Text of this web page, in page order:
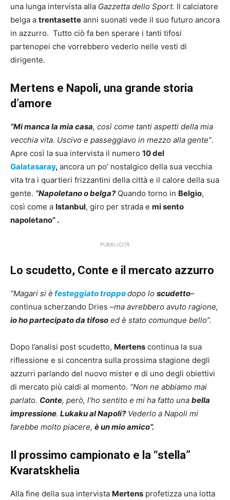
una lunga intervista alla Gazzetta dello Sport. Il calciatore
belga a trentasette anni suonati vede il suo futuro ancora
in azzurro. Tutto ciò fa ben sperare i tanti tifosi
partenopei che vorrebbero vederlo nelle vesti di
dirigente.
Mertens e Napoli, una grande storia
d’amore
“Mi manca la mia casa, così come tanti aspetti della mia
vecchia vita. Uscivo e passeggiavo in mezzo alla gente”.
Apre così la sua intervista il numero 10 del
Galatasaray, ancora un po’ nostalgico della sua vecchia
vita tra i quartieri frizzantini della città e il calore della sua
gente. “Napoletano o belga?Quando torno in Belgio,
così come a Istanbul, giro per strada e mi sento
napoletano” .
PUBBLICITÀ
Lo scudetto, Conte e il mercato azzurro
“Magari si è festeggiato troppodopo lo scudetto–
continua scherzando Dries –ma avrebbero avuto ragione,
io ho partecipato da tifoso ed è stato comunque bello”.
Dopo l’analisi post scudetto, Mertens continua la sua
riflessione e si concentra sulla prossima stagione degli
azzurri parlando del nuovo mister e di uno degli obiettivi
di mercato più caldi al momento. “Non ne abbiamo mai
parlato. Conte, però, l’ho sentito e mi ha fatto una bella
impressione. Lukaku al Napoli?Vederlo a Napoli mi
farebbe molto piacere, è un mio amico”.
Il prossimo campionato e la “stella”
Kvaratskhelia
Alla fine della sua intervista Mertens profetizza una lotta